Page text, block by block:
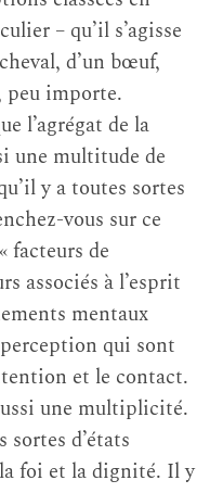
– qu’il s’agisse
d’un bœuf,
peu importe.
l’agrégat de la
une multitude de
y a toutes sortes
vous sur ce
facteurs de
associés à l’esprit
mentaux
qui sont
et le contact.
une multiplicité.
d’états
foi et la dignité. Il y